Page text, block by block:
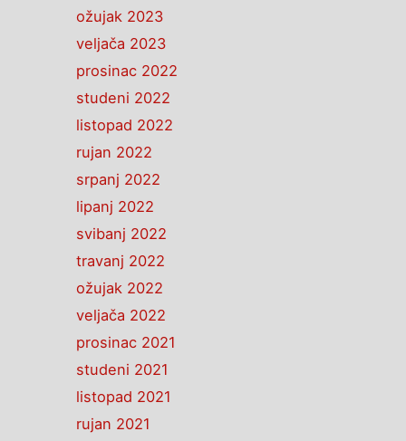
ožujak 2023
veljača 2023
prosinac 2022
studeni 2022
listopad 2022
rujan 2022
srpanj 2022
lipanj 2022
svibanj 2022
travanj 2022
ožujak 2022
veljača 2022
prosinac 2021
studeni 2021
listopad 2021
rujan 2021